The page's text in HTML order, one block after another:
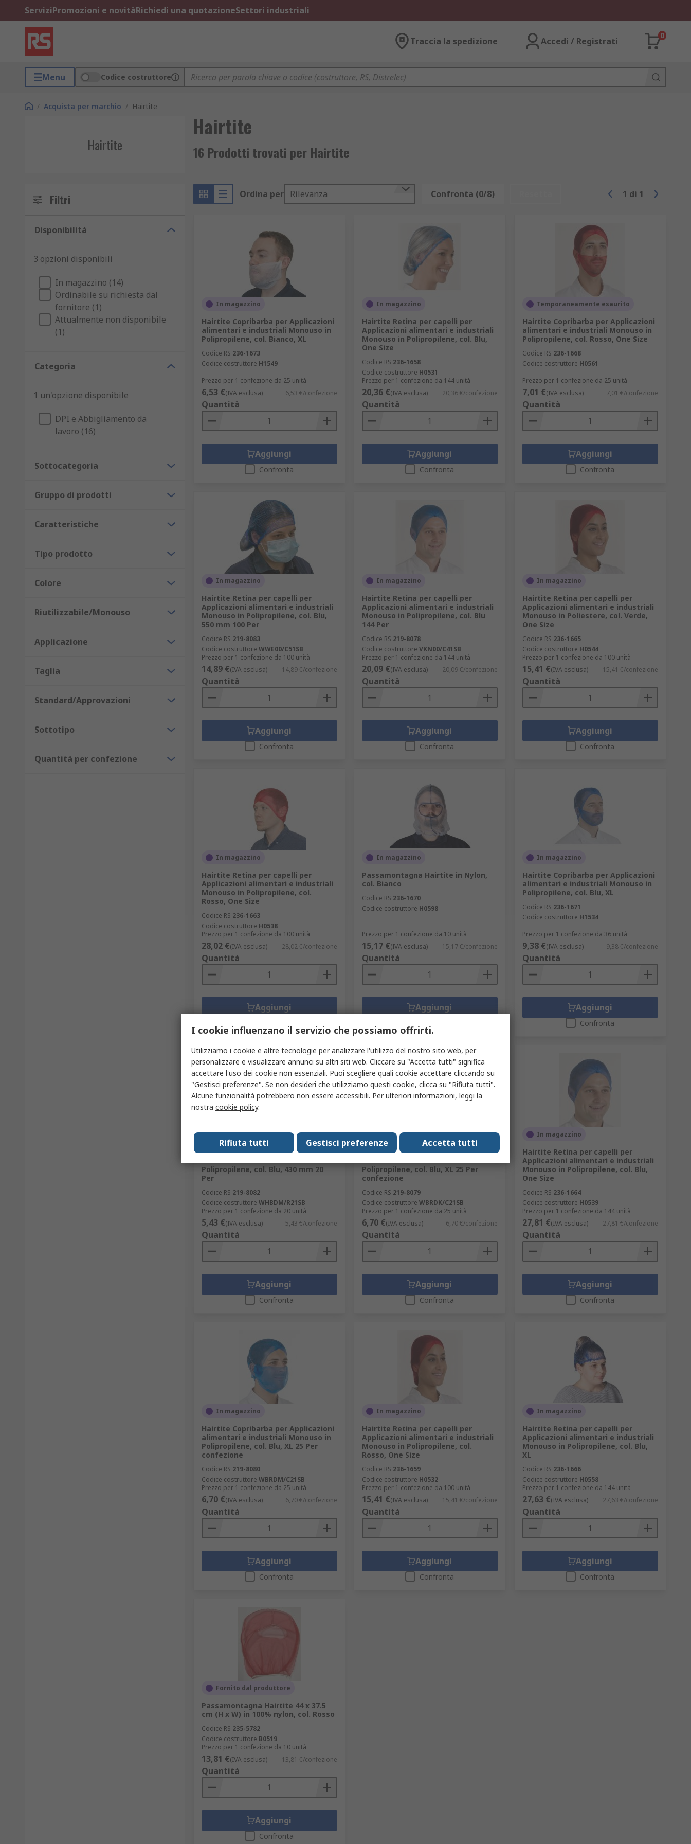
ServiziPromozioni e novitàRichiedi una quotazioneSettori industriali
Traccia la spedizione Accedi / Registrati
0
Menu Codice costruttore
/ Acquista per marchio / Hairtite
Hairtite
Hairtite
16 Prodotti trovati per Hairtite
Filtri
Disponibilità
3 opzioni disponibili
In magazzino (14)
Ordinabile su richiesta dal
fornitore (1)
Attualmente non disponibile
(1)
Categoria
1 un'opzione disponibile
DPI e Abbigliamento da
lavoro (16)
Sottocategoria
Gruppo di prodotti
Caratteristiche
Tipo prodotto
Colore
Riutilizzabile/Monouso
Applicazione
Taglia
Standard/Approvazioni
Sottotipo
Quantità per confezione
Ordina per Rilevanza Confronta (0/8) 1 di 1
In magazzino
Hairtite Copribarba per Applicazioni
alimentari e industriali Monouso in
Polipropilene, col. Bianco, XL
Codice RS 236-1673
Codice costruttore H1549
Prezzo per 1 confezione da 25 unità
6,53 €(IVA esclusa) 6,53 €/confezione
Quantità
Aggiungi
Confronta
In magazzino
Hairtite Retina per capelli per
Applicazioni alimentari e industriali
Monouso in Polipropilene, col. Blu,
One Size
Codice RS 236-1658
Codice costruttore H0531
Prezzo per 1 confezione da 144 unità
20,36 €(IVA esclusa) 20,36 €/confezione
Quantità
Aggiungi
Confronta
Temporaneamente esaurito
Hairtite Copribarba per Applicazioni
alimentari e industriali Monouso in
Polipropilene, col. Rosso, One Size
Codice RS 236-1668
Codice costruttore H0561
Prezzo per 1 confezione da 25 unità
7,01 €(IVA esclusa) 7,01 €/confezione
Quantità
Aggiungi
Confronta
In magazzino
Hairtite Retina per capelli per
Applicazioni alimentari e industriali
Monouso in Polipropilene, col. Blu,
550 mm 100 Per
Codice RS 219-8083
Codice costruttore WWE00/C51SB
Prezzo per 1 confezione da 100 unità
14,89 €(IVA esclusa) 14,89 €/confezione
Quantità
Aggiungi
Confronta
In magazzino
Hairtite Retina per capelli per
Applicazioni alimentari e industriali
Monouso in Polipropilene, col. Blu
144 Per
Codice RS 219-8078
Codice costruttore VKN00/C41SB
Prezzo per 1 confezione da 144 unità
20,09 €(IVA esclusa) 20,09 €/confezione
Quantità
Aggiungi
Confronta
In magazzino
Hairtite Retina per capelli per
Applicazioni alimentari e industriali
Monouso in Poliestere, col. Verde,
One Size
Codice RS 236-1665
Codice costruttore H0544
Prezzo per 1 confezione da 100 unità
15,41 €(IVA esclusa) 15,41 €/confezione
Quantità
Aggiungi
Confronta
In magazzino
Hairtite Retina per capelli per
Applicazioni alimentari e industriali
Monouso in Polipropilene, col.
Rosso, One Size
Codice RS 236-1663
Codice costruttore H0538
Prezzo per 1 confezione da 100 unità
28,02 €(IVA esclusa) 28,02 €/confezione
Quantità
Aggiungi
In magazzino
Passamontagna Hairtite in Nylon,
col. Bianco
Codice RS 236-1670
Codice costruttore H0598
Prezzo per 1 confezione da 10 unità
15,17 €(IVA esclusa) 15,17 €/confezione
Quantità
Aggiungi
In magazzino
Hairtite Copribarba per Applicazioni
alimentari e industriali Monouso in
Polipropilene, col. Blu, XL
Codice RS 236-1671
Codice costruttore H1534
Prezzo per 1 confezione da 36 unità
9,38 €(IVA esclusa) 9,38 €/confezione
Quantità
Aggiungi
Confronta
In magazzino
Hairtite Copribarba per Applicazioni
Polipropilene, col. Blu, 430 mm 20
Per
Codice RS 219-8082
Codice costruttore WHBDM/R21SB
Prezzo per 1 confezione da 20 unità
5,43 €(IVA esclusa) 5,43 €/confezione
Quantità
Aggiungi
Confronta
In magazzino
Hairtite Copribarba per Applicazioni
Polipropilene, col. Blu, XL 25 Per
confezione
Codice RS 219-8079
Codice costruttore WBRDK/C21SB
Prezzo per 1 confezione da 25 unità
6,70 €(IVA esclusa) 6,70 €/confezione
Quantità
Aggiungi
Confronta
In magazzino
Hairtite Retina per capelli per
Applicazioni alimentari e industriali
Monouso in Polipropilene, col. Blu,
One Size
Codice RS 236-1664
Codice costruttore H0539
Prezzo per 1 confezione da 144 unità
27,81 €(IVA esclusa) 27,81 €/confezione
Quantità
Aggiungi
Confronta
In magazzino
Hairtite Copribarba per Applicazioni
alimentari e industriali Monouso in
Polipropilene, col. Blu, XL 25 Per
confezione
Codice RS 219-8080
Codice costruttore WBRDM/C21SB
Prezzo per 1 confezione da 25 unità
6,70 €(IVA esclusa) 6,70 €/confezione
Quantità
Aggiungi
Confronta
In magazzino
Hairtite Retina per capelli per
Applicazioni alimentari e industriali
Monouso in Polipropilene, col.
Rosso, One Size
Codice RS 236-1659
Codice costruttore H0532
Prezzo per 1 confezione da 100 unità
15,41 €(IVA esclusa) 15,41 €/confezione
Quantità
Aggiungi
Confronta
In magazzino
Hairtite Retina per capelli per
Applicazioni alimentari e industriali
Monouso in Polipropilene, col. Blu,
XL
Codice RS 236-1666
Codice costruttore H0558
Prezzo per 1 confezione da 144 unità
27,63 €(IVA esclusa) 27,63 €/confezione
Quantità
Aggiungi
Confronta
Fornito dal produttore
Passamontagna Hairtite 44 x 37.5
cm (H x W) in 100% nylon, col. Rosso
Codice RS 235-5782
Codice costruttore B0519
Prezzo per 1 confezione da 10 unità
13,81 €(IVA esclusa) 13,81 €/confezione
Quantità
Aggiungi
Confronta
I cookie influenzano il servizio che possiamo offrirti.
Utilizziamo i cookie e altre tecnologie per analizzare l'utilizzo del nostro sito web, per
personalizzare e visualizzare annunci su altri siti web. Cliccare su "Accetta tutti" significa
accettare l'uso dei cookie non essenziali. Puoi scegliere quali cookie accettare cliccando su
"Gestisci preferenze". Se non desideri che utilizziamo questi cookie, clicca su "Rifiuta tutti".
Alcune funzionalità potrebbero non essere accessibili. Per ulteriori informazioni, leggi la
nostra cookie policy.
Accetta tutti
Gestisci preferenze
Rifiuta tutti